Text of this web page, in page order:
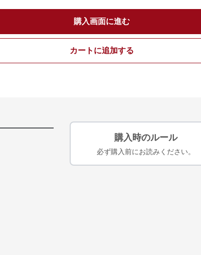
購入画面に進む
カートに追加する
購入時のルール
必ず購入前にお読みください。